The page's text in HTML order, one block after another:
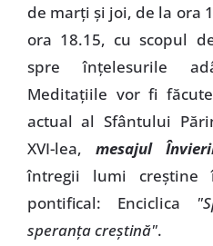
de marţi şi joi, de la ora
ora 18.15, cu scopul
spre înţelesurile
Meditaţiile vor fi
actual al Sfântului
XVI-lea, mesajul
întregii lumi creştine
pontifical: Enciclica
speranţa creştină".